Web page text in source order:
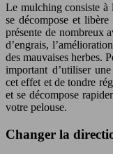
Le mulching consiste à
se décompose et
présente de nombreux
d’engrais,
des mauvaises herbes.
important d’utiliser
cet effet et de tondre
et se décompose
votre pelouse.
Changer la